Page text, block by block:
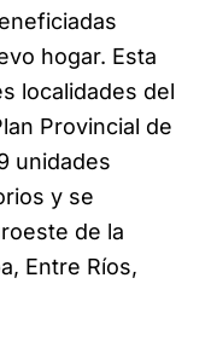
hogar. Esta
localidades del
Provincial de
unidades
y se
de la
Entre Ríos,